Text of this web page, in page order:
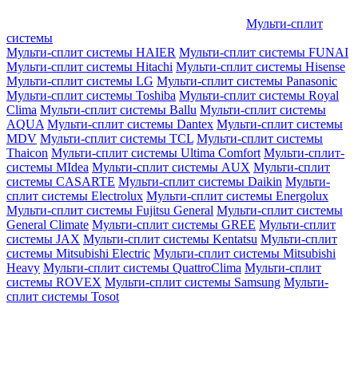
Мульти-сплит
системы
Мульти-сплит системы HAIER Мульти-сплит системы FUNAI
Мульти-сплит системы Hitachi Мульти-сплит системы Hisense
Мульти-сплит системы LG Мульти-сплит системы Panasonic
Мульти-сплит системы Toshiba Мульти-сплит системы Royal
Clima Мульти-сплит системы Ballu Мульти-сплит системы
AQUA Мульти-сплит системы Dantex Мульти-сплит системы
MDV Мульти-сплит системы TCL Мульти-сплит системы
Thaicon Мульти-сплит системы Ultima Comfort Мульти-сплит-
системы MIdea Мульти-сплит системы AUX Мульти-сплит
системы CASARTE Мульти-сплит системы Daikin Мульти-
сплит системы Electrolux Мульти-сплит системы Energolux
Мульти-сплит системы Fujitsu General Мульти-сплит системы
General Climate Мульти-сплит системы GREE Мульти-сплит
системы JAX Мульти-сплит системы Kentatsu Мульти-сплит
системы Mitsubishi Electric Мульти-сплит системы Mitsubishi
Heavy Мульти-сплит системы QuattroClima Мульти-сплит
системы ROVEX Мульти-сплит системы Samsung Мульти-
сплит системы Tosot